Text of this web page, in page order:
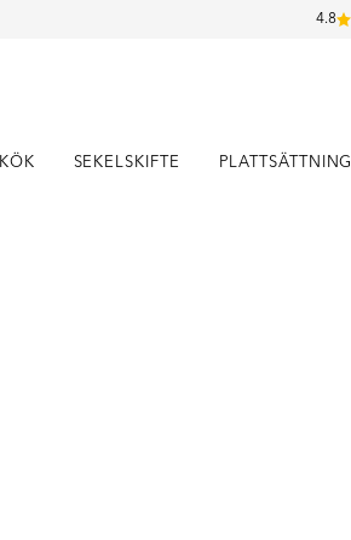
4.8
KÖK SEKELSKIFTE PLATTSÄTTNING